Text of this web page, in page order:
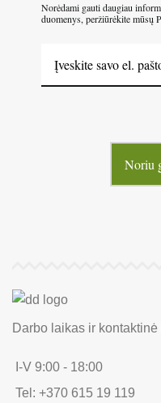
Norėdami gauti daugiau
duomenys, peržiūrėkite mūsų
Noriu
Darbo laikas ir
I-V 9:00 - 18:00
Tel: +370 615 19 119